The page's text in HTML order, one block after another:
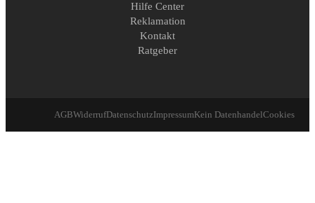
Hilfe Center
Reklamation
Kontakt
Ratgeber
AGBWiderrufDatenschutzImpressumKein DatenhandelCookies